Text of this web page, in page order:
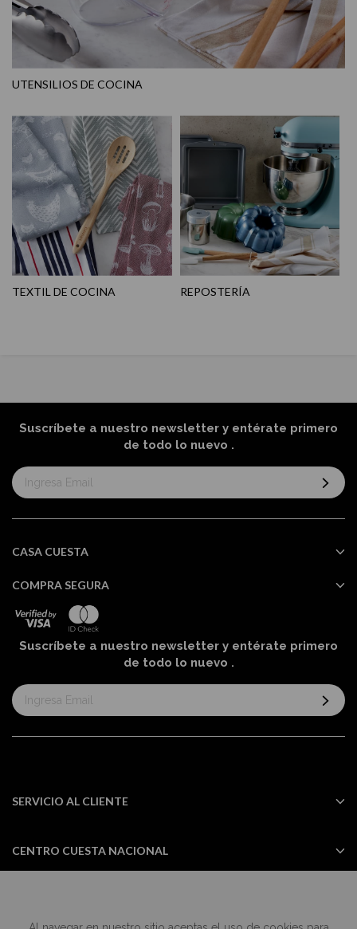
UTENSILIOS DE COCINA
TEXTIL DE COCINA REPOSTERÍA
Suscríbete a nuestro newsletter y entérate primero
de todo lo nuevo .
Suscríbase
al
informativo:
CASA CUESTA
COMPRA SEGURA
Suscríbete a nuestro newsletter y entérate primero
de todo lo nuevo .
Suscríbase
al
informativo:
SERVICIO AL CLIENTE
CENTRO CUESTA NACIONAL